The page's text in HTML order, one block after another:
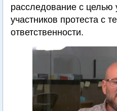
расследование с целью
участников протеста с
ответственности.